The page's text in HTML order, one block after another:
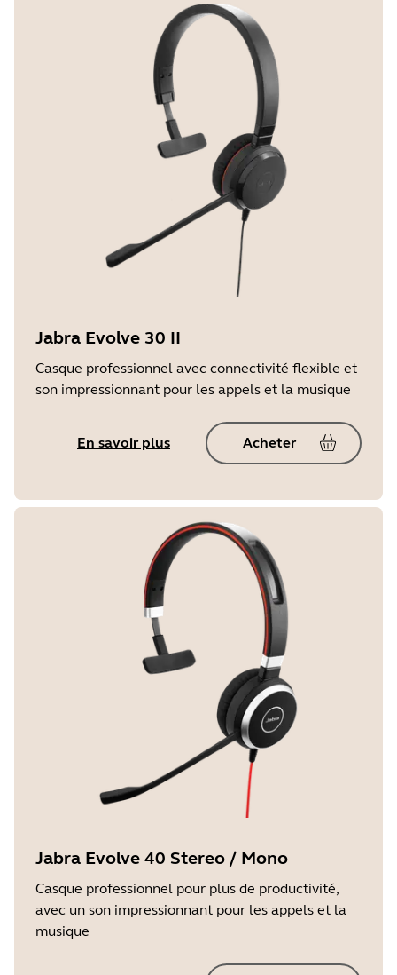
Jabra Evolve 30 II
Casque professionnel avec connectivité flexible et
son impressionnant pour les appels et la musique
En savoir plus Acheter
Jabra Evolve 40 Stereo / Mono
Casque professionnel pour plus de productivité,
avec un son impressionnant pour les appels et la
musique